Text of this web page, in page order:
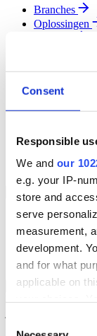
Consent
Responsible
We and our
e.g. your IP-
store and
serve
measurement,
development.
and for what
applicable on
the Privacy
Consent
Branches
Oplossingen
Region
Contact
Back to Menu
Groothandel
Automotive
Verhuur
Field Service
Back to Branches
Vergroot je